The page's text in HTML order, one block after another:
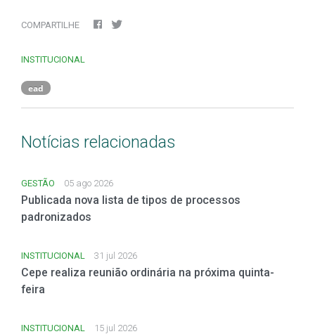
COMPARTILHE
INSTITUCIONAL
ead
Notícias relacionadas
GESTÃO 05 ago 2026
Publicada nova lista de tipos de processos
padronizados
INSTITUCIONAL 31 jul 2026
Cepe realiza reunião ordinária na próxima quinta-
feira
INSTITUCIONAL 15 jul 2026